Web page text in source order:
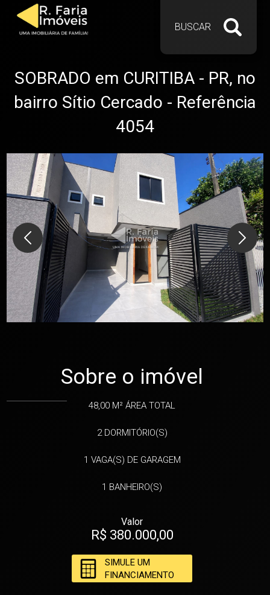
BUSCAR
SOBRADO em CURITIBA - PR, no
bairro Sítio Cercado - Referência
4054
Sobre o imóvel
48,00 M² ÁREA TOTAL
2DORMITÓRIO(S)
1 VAGA(S) DE GARAGEM
1 BANHEIRO(S)
Valor
R$ 380.000,00
SIMULE UM
FINANCIAMENTO